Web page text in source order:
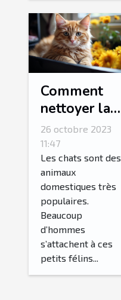
Comment
nettoyer la
litière de
son chat ?
26 octobre 2023
11:47
Les chats sont des
animaux
domestiques très
populaires.
Beaucoup
d’hommes
s’attachent à ces
petits félins...